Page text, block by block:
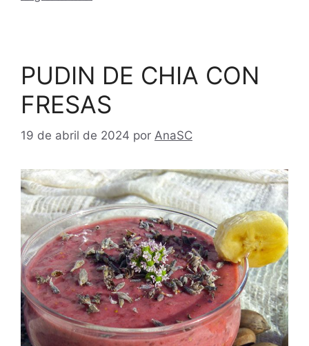
PUDIN DE CHIA CON
FRESAS
19 de abril de 2024 por AnaSC